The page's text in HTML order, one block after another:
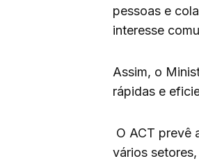
pessoas e
interesse
Assim, o
rápidas e
O ACT prevê
vários